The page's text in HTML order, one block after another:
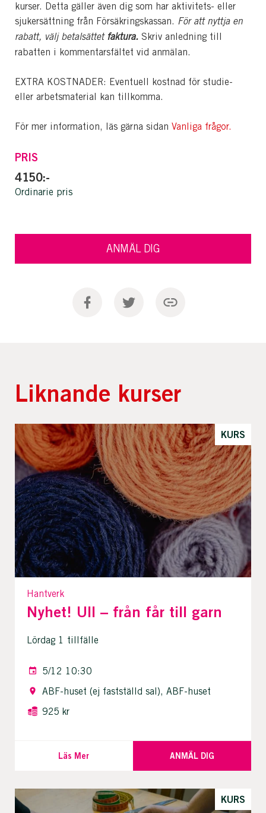
kurser. Detta gäller även dig som har aktivitets- eller
sjukersättning från Försäkringskassan. För att nyttja en
rabatt, välj betalsättet faktura. Skriv anledning till
rabatten i kommentarsfältet vid anmälan.
EXTRA KOSTNADER: Eventuell kostnad för studie-
eller arbetsmaterial kan tillkomma.
För mer information, läs gärna sidan Vanliga frågor.
PRIS
4150:-
Ordinarie pris
ANMÄL DIG
Liknande kurser
KURS
Hantverk
Nyhet! Ull – från får till garn
Lördag 1 tillfälle
5/12 10:30
ABF-huset (ej fastställd sal), ABF-huset
925 kr
Läs Mer ANMÄL DIG
KURS